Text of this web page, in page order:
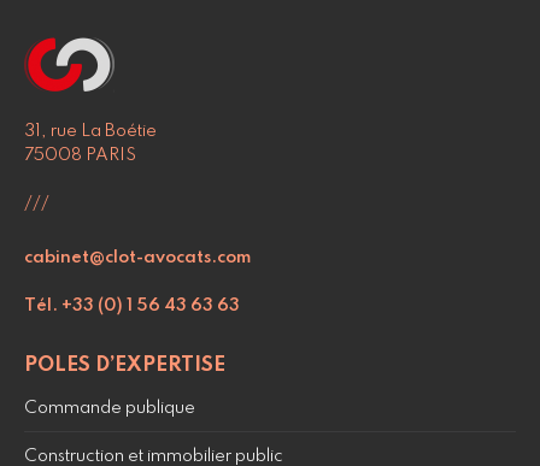
31, rue La Boétie
75008 PARIS
///
cabinet@clot-avocats.com
Tél. +33 (0) 1 56 43 63 63
POLES D’EXPERTISE
Commande publique
Construction et immobilier public